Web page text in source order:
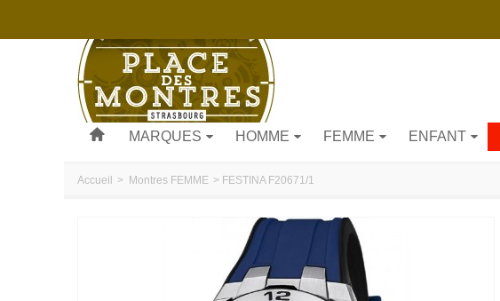
MARQUES HOMME FEMME ENFANT
Accueil > Montres FEMME > FESTINA F20671/1